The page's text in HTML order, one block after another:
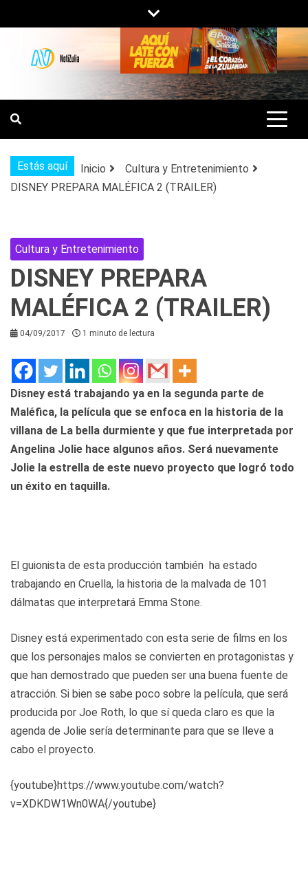
al
contenido
NOTIZULIA
NOTICIAS DEL ZULIA, VENEZUELA Y
DE INTERÉS GENERAL.
Estás aquí Inicio
Cultura y Entretenimiento
DISNEY PREPARA MALÉFICA 2 (TRAILER)
Cultura y Entretenimiento
DISNEY PREPARA
MALÉFICA 2 (TRAILER)
04/09/2017 1 minuto de lectura
Disney está trabajando ya en la segunda parte de
Maléfica, la película que se enfoca en la historia de la
villana de La bella durmiente y que fue interpretada por
Angelina Jolie hace algunos años. Será nuevamente
Jolie la estrella de este nuevo proyecto que logró todo
un éxito en taquilla.
El guionista de esta producción también ha estado
trabajando en Cruella, la historia de la malvada de 101
dálmatas que interpretará Emma Stone.
Disney está experimentado con esta serie de films en los
que los personajes malos se convierten en protagonistas y
que han demostrado que pueden ser una buena fuente de
atracción. Si bien se sabe poco sobre la película, que será
producida por Joe Roth, lo que sí queda claro es que la
agenda de Jolie sería determinante para que se lleve a
cabo el proyecto.
{youtube}https://www.youtube.com/watch?
v=XDKDW1Wn0WA{/youtube}